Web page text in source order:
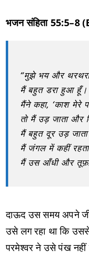
भजन संहिता 55:5–8
“मुझे भय और
मैं बहुत डरा हुआ हूँ।
मैंने कहा, ‘काश मेरे
तो मैं उड़ जाता और
मैं बहुत दूर उड़
मैं जंगल में कहीं
मैं उस आँधी और
दाऊद उस समय अपने
उसे लग रहा था कि
परमेश्वर ने उसे पंख नहीं